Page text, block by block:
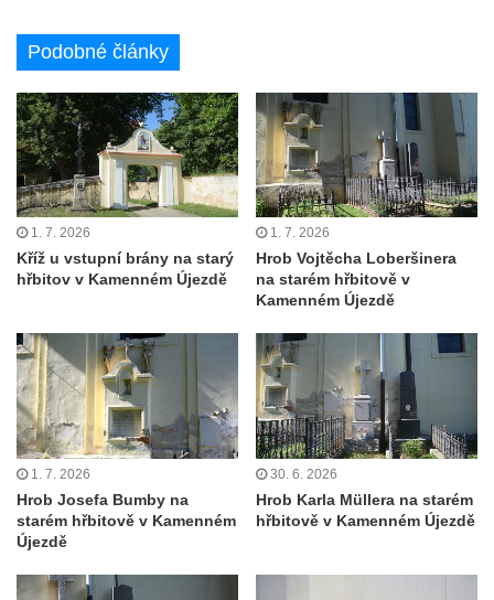
Pomník obětem válek v Jeníkově
kapli Panny Marie v Lahošti
Pomník obětem 2. světové války v parku v
Mikulášovicích
Pomník obětem bombardování 8. 5. 1945 v
ulici U Plovárny ve Frýdlantu
Pamětní deska Rumburské vzpoury na
Základní škole Tyršova v Rumburku
Socha Nepokořený v parku Rumburské
vzpoury v Rumburku
Pamětní deska obětem holokaustu u
židovského hřbitova v Kovanicích
Pamětní deska legionářům na Obecním
úřadě v Kovanicích
Pomník obětem 1. světové války v
Pomník obětem válek v Kněževsi
Podobné články
1. 7. 2026
Kříž u vstupní brány na starý
hřbitov v Kamenném Újezdě
1. 7. 2026
Hrob Vojtěcha Loberšinera
na starém hřbitově v
Kamenném Újezdě
1. 7. 2026
Hrob Josefa Bumby na
starém hřbitově v Kamenném
Újezdě
30. 6. 2026
Hrob Karla Müllera na starém
hřbitově v Kamenném Újezdě